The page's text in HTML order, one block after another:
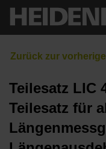
Teilesatz LIC
Teilesatz für